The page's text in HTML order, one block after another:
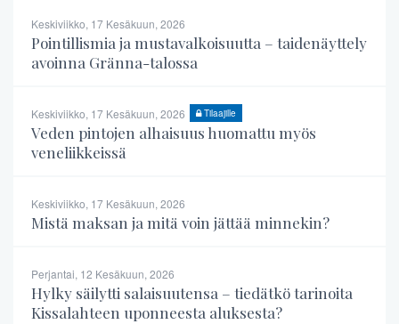
Keskiviikko, 17 Kesäkuun, 2026
Pointillismia ja mustavalkoisuutta – taidenäyttely
avoinna Gränna-talossa
Keskiviikko, 17 Kesäkuun, 2026 Tilaajille
Veden pintojen alhaisuus huomattu myös
veneliikkeissä
Keskiviikko, 17 Kesäkuun, 2026
Mistä maksan ja mitä voin jättää minnekin?
Perjantai, 12 Kesäkuun, 2026
Hylky säilytti salaisuutensa – tiedätkö tarinoita
Kissalahteen uponneesta aluksesta?